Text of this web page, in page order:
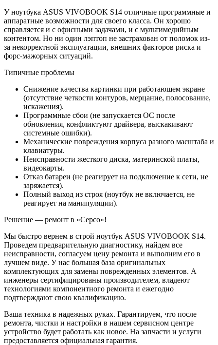
У ноутбука ASUS VIVOBOOK S14 отличные программные и
аппаратные возможности для своего класса. Он хорошо
справляется и с офисными задачами, и с мультимедийным
контентом. Но ни один лэптоп не застрахован от поломок из-
за некорректной эксплуатации, внешних факторов риска и
форс-мажорных ситуаций.
Типичные проблемы
Снижение качества картинки при работающем экране
(отсутствие четкости контуров, мерцание, полосование,
искажения).
Программные сбои (не запускается ОС после
обновления, конфликтуют драйвера, выскакивают
системные ошибки).
Механические повреждения корпуса разного масштаба и
клавиатуры.
Неисправности жесткого диска, материнской платы,
видеокарты.
Отказ батареи (не реагирует на подключение к сети, не
заряжается).
Полный выход из строя (ноутбук не включается, не
реагирует на манипуляции).
Решение — ремонт в «Серсо»!
Мы быстро вернем в строй ноутбук ASUS VIVOBOOK S14.
Проведем предварительную диагностику, найдем все
неисправности, согласуем цену ремонта и выполним его в
лучшем виде. У нас большая база оригинальных
комплектующих для замены поврежденных элементов. А
инженеры сертифицированы производителем, владеют
технологиями компонентного ремонта и ежегодно
подтверждают свою квалификацию.
Ваша техника в надежных руках. Гарантируем, что после
ремонта, чистки и настройки в нашем сервисном центре
устройство будет работать как новое. На запчасти и услуги
предоставляется официальная гарантия.